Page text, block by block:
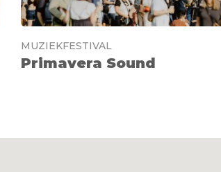
MUZIEKFESTIVAL
Primavera Sound